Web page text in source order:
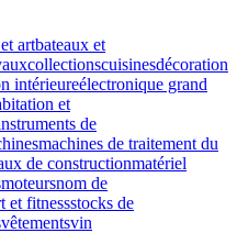
artbateaux et
collectionscuisinesdécoration
intérieureélectronique grand
et
de
machines de traitement du
de constructionmatériel
moteursnom de
et fitnessstocks de
vêtementsvin